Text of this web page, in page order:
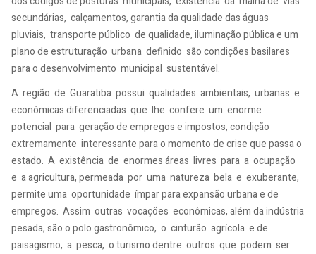
secundárias, calçamentos, garantia da qualidade das águas
pluviais, transporte público de qualidade, iluminação pública e um
plano de estruturação urbana definido são condições basilares
para o desenvolvimento municipal sustentável.
A região de Guaratiba possui qualidades ambientais, urbanas e
econômicas diferenciadas que lhe confere um enorme
potencial para geração de empregos e impostos, condição
extremamente interessante para o momento de crise que passa o
estado. A existência de enormes áreas livres para a ocupação
e a agricultura, permeada por uma natureza bela e exuberante,
permite uma oportunidade ímpar para expansão urbana e de
empregos. Assim outras vocações econômicas, além da indústria
pesada, são o polo gastronômico, o cinturão agrícola e de
paisagismo, a pesca, o turismo dentre outros que podem ser